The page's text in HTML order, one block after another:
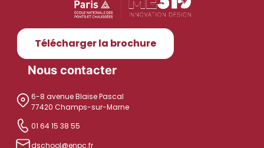
Télécharger la brochure
Nous contacter
6-8 avenue Blaise Pascal
77420 Champs-sur-Marne
01 64 15 38 55
dschool@enpc.fr